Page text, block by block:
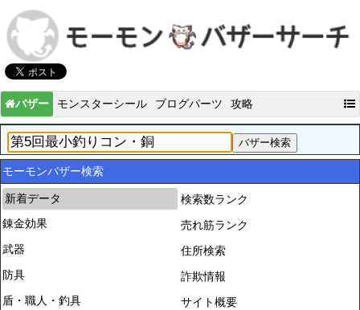
バザー モンスターシール ブログパーツ 攻略
モーモンバザー検索
新着データ
錬金効果
武器
防具
盾・職人・釣具
検索数ランク
売れ筋ランク
住所検索
詐欺情報
サイト概要